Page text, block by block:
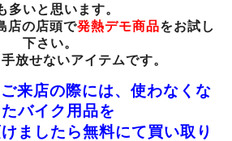
多いと思います。
店の店頭で発熱デモ商品をお試し
下さい。
放せないアイテムです。
来店の際には、使わなくな
バイク用品を
ましたら無料にて買い取り